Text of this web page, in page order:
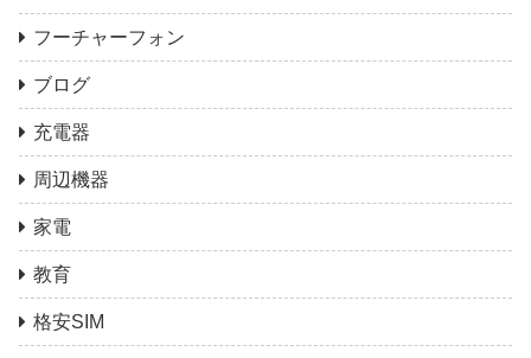
フーチャーフォン
ブログ
充電器
周辺機器
家電
教育
格安SIM